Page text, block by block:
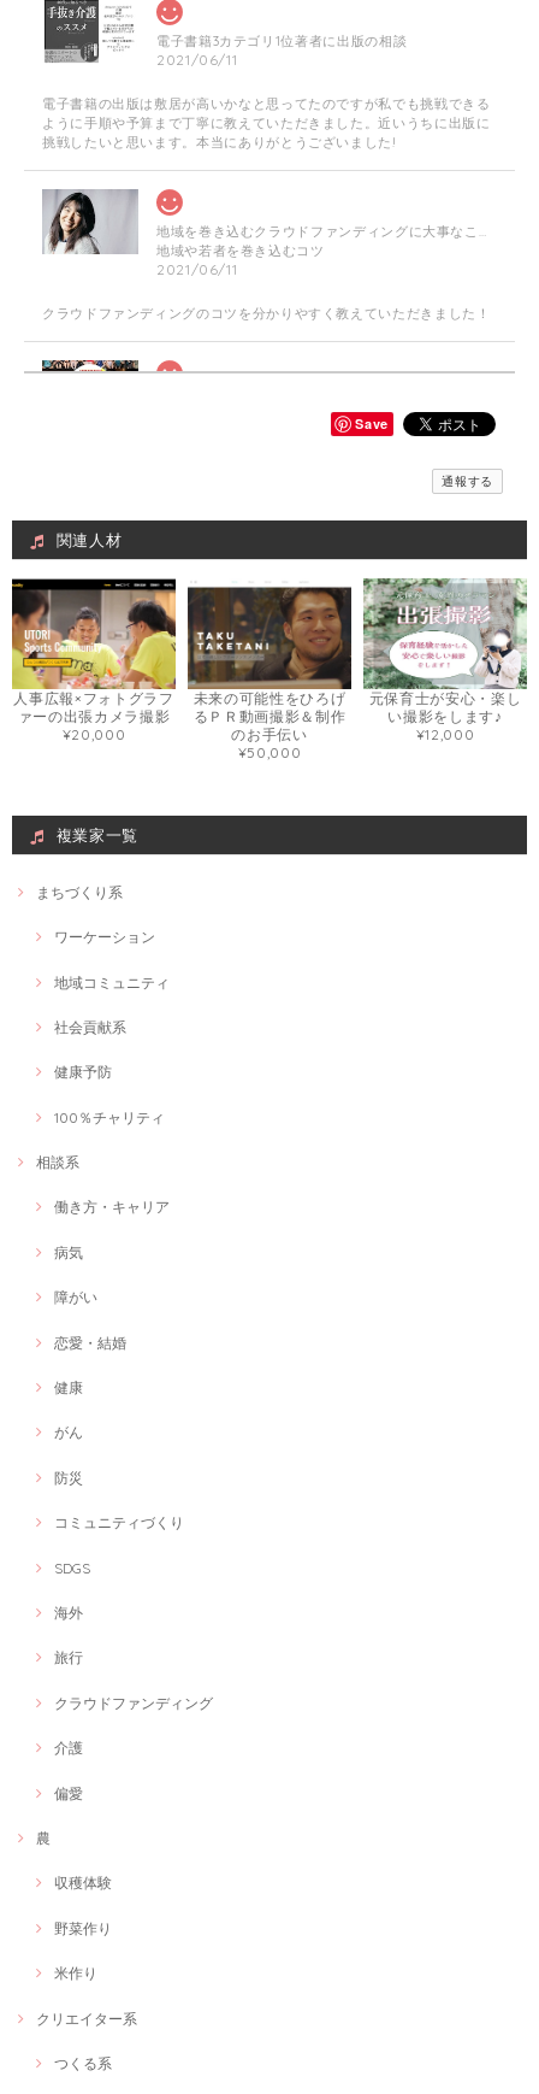
電子書籍3カテゴリ1位著者に出版の相談
2021/06/11
電子書籍の出版は敷居が高いかなと思ってたのですが私でも挑戦できる
ように手順や予算まで丁寧に教えていただきました。近いうちに出版に
挑戦したいと思います。本当にありがとうございました!
地域を巻き込むクラウドファンディングに大事なこと☆やり方・企画相談に乗ります！
地域や若者を巻き込むコツ
2021/06/11
クラウドファンディングのコツを分かりやすく教えていただきました！
チラシ作成片面 数量（１）個
何度か修正お願いしたのですが親切丁寧に対応いただきイメージ通りに
Web画像制作＃福祉用具専門相談員
Webで使いたい画像
2021/03/08
とても丁寧でデザインの相談も柔軟に対応いただきました。
旅好きナースによる看護・介護付き旅行の相談
実体験を踏まえた説明がとてもわかりやすく、イメージが湧きやすかっ
足でした。 ありがとうございました。
2021/03/06
オンライン会議が増えたり、マスクで話をする機会が増えたため、話出
ョンを受けました。 とても分かりやすい内容でした。 30分のセッショ
しました！ また、私の課題や、自宅でのトレーニング方法も分かりやす
たあとでは声の出方はもちろんのこと、気持ちがぐっと上がる感じがし
て、自信を持って発言できるようになりました！ ステキなセッションあ
を取得した際に、出産を終えた妻に何か恩返しがしたいと思い、この講
座を申し込みました！ 細かいヒアリングから的確なアドバイスがいただ
提案から食に関する素朴な疑問にも丁寧にお答えいただけました！ この
ら妻や子供に食を通してしっかりケアが出来ることが嬉しくてたまりま
居宅支援事業以外にも展開したいとの思いから 若い時に経験したハンド
メイドを販売するためにじぶんはけんさんのご紹介でインターネットシ
ている世界観を余す事なく表現していただけた上に今後の海外展開も踏
ただきました。集客の流れについてもSNSと連動してくれています。至
や、海外市場の可能性をふまえて素晴らしいショップができたと喜んで
います。 有難う御座います。
Save
通報する
関連人材
人事広報×フォトグラフ
ァーの出張カメラ撮影
¥20,000
未来の可能性をひろげ
るＰＲ動画撮影＆制作
のお手伝い
¥50,000
元保育士が安心・楽し
い撮影をします♪
¥12,000
複業家一覧
まちづくり系
ワーケーション
地域コミュニティ
社会貢献系
健康予防
100％チャリティ
相談系
働き方・キャリア
病気
障がい
恋愛・結婚
健康
がん
防災
コミュニティづくり
SDGS
海外
旅行
クラウドファンディング
介護
偏愛
農
収穫体験
野菜作り
米作り
クリエイター系
つくる系